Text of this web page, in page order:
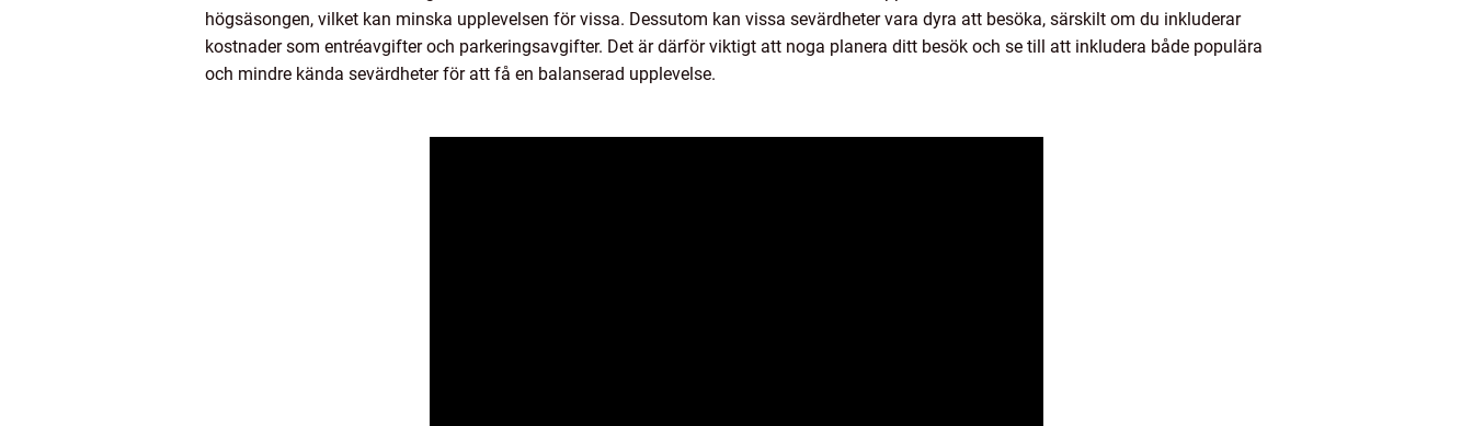
högsäsongen, vilket kan minska upplevelsen för vissa. Dessutom kan vissa sevärdheter vara dyra att besöka, särskilt om du inkluderar
kostnader som entréavgifter och parkeringsavgifter. Det är därför viktigt att noga planera ditt besök och se till att inkludera både populära
och mindre kända sevärdheter för att få en balanserad upplevelse.